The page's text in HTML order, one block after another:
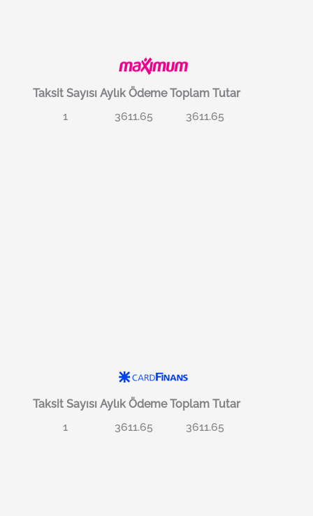
Taksit Sayısı Aylık Ödeme Toplam Tutar
1
3611.65 3611.65
Taksit Sayısı Aylık Ödeme Toplam Tutar
1
3611.65 3611.65